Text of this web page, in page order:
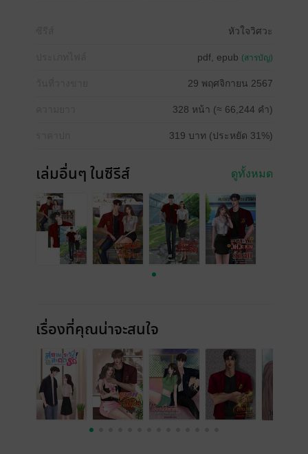
หัวใจวิศวะ
pdf, epub (สารบัญ)
29 พฤศจิกายน 2567
328 หน้า (≈ 66,244 คำ)
319 บาท (ประหยัด 31%)
เล่มอื่นๆ ในซีรีส์ ดูทั้งหมด
เรื่องที่คุณน่าจะสนใจ